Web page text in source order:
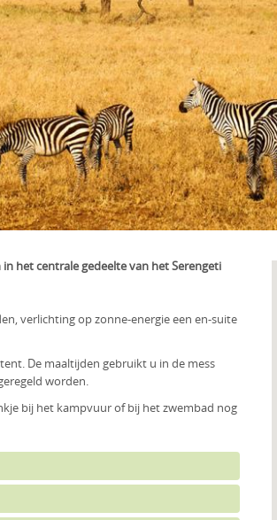
het centrale gedeelte van het Serengeti
verlichting op zonne-energie een en-suite
De maaltijden gebruikt u in de mess
worden.
bij het kampvuur of bij het zwembad nog